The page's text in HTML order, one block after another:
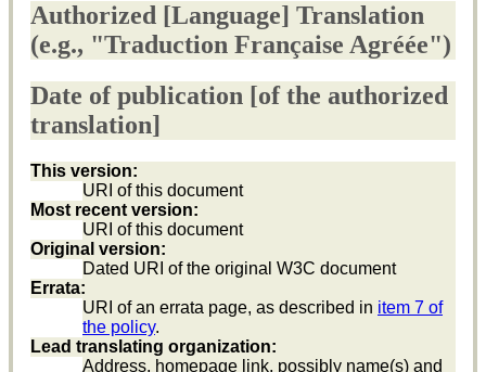
Authorized [Language] Translation
(e.g., "Traduction Française Agréée")
Date of publication [of the authorized
translation]
This version:
URI of this document
Most recent version:
URI of this document
Original version:
Dated URI of the original W3C document
Errata:
URI of an errata page, as described in item 7 of
the policy.
Lead translating organization:
Address, homepage link, possibly name(s) and